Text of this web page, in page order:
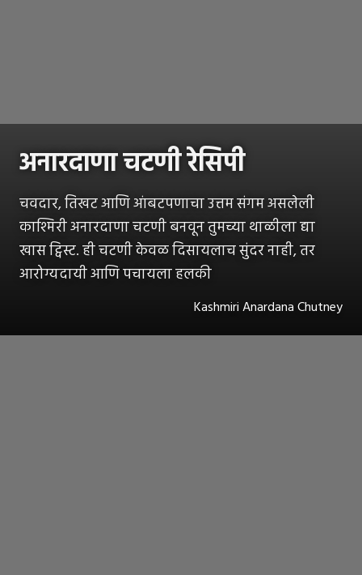
अनारदाणा चटणी रेसिपी
चवदार, तिखट आणि आंबटपणाचा उत्तम संगम असलेली
काश्मिरी अनारदाणा चटणी बनवून तुमच्या थाळीला द्या
खास ट्विस्ट. ही चटणी केवळ दिसायलाच सुंदर नाही, तर
आरोग्यदायी आणि पचायला हलकी
Kashmiri Anardana Chutney